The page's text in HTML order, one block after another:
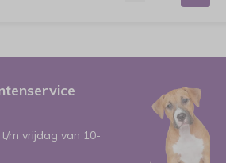
m vrijdag van 10-